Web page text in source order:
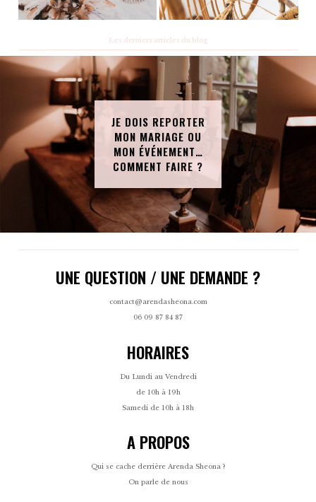
Les derniers articles du blog
JE DOIS REPORTER
MON MARIAGE OU
MON ÉVÉNEMENT…
COMMENT FAIRE ?
UNE QUESTION / UNE DEMANDE ?
contact@arendasheona.com
06 09 87 84 87
HORAIRES
Du Lundi au Vendredi
de 10h à 19h
Samedi de 10h à 18h
A PROPOS
Qui se cache derrière Arenda Sheona ?
On parle de nous